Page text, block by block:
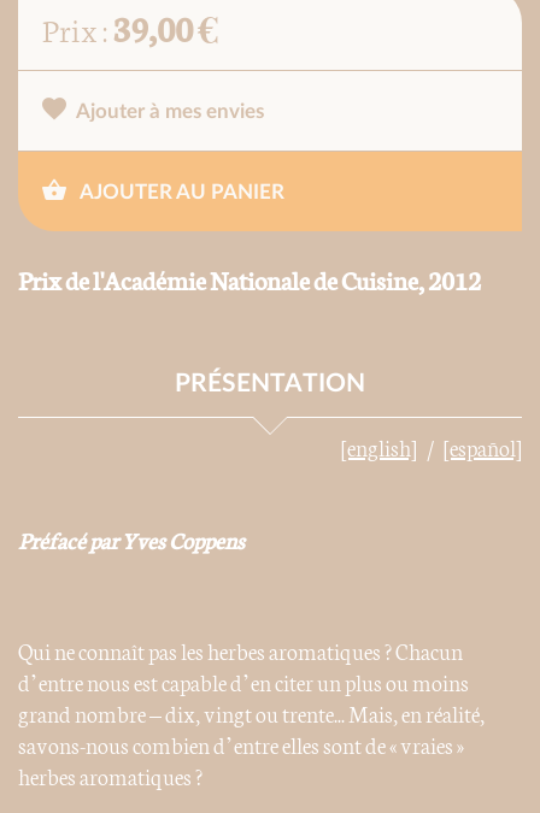
Prix :39,00 €
Ajouter à mes envies
AJOUTER AU PANIER
Prix de l'Académie Nationale de Cuisine, 2012
PRÉSENTATION
[english] [español]
Préfacé par Yves Coppens
Qui ne connaît pas les herbes aromatiques ? Chacun
d’entre nous est capable d’en citer un plus ou moins
grand nombre – dix, vingt ou trente... Mais, en réalité,
savons-nous combien d’entre elles sont de « vraies »
herbes aromatiques ?